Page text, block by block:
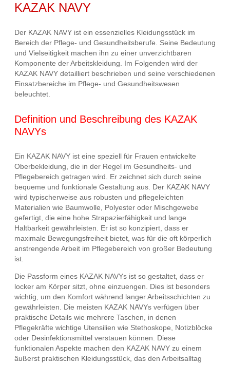
KAZAK NAVY
Der KAZAK NAVY ist ein essenzielles Kleidungsstück im
Bereich der Pflege- und Gesundheitsberufe. Seine Bedeutung
und Vielseitigkeit machen ihn zu einer unverzichtbaren
Komponente der Arbeitskleidung. Im Folgenden wird der
KAZAK NAVY detailliert beschrieben und seine verschiedenen
Einsatzbereiche im Pflege- und Gesundheitswesen
beleuchtet.
Definition und Beschreibung des KAZAK
NAVYs
Ein KAZAK NAVY ist eine speziell für Frauen entwickelte
Oberbekleidung, die in der Regel im Gesundheits- und
Pflegebereich getragen wird. Er zeichnet sich durch seine
bequeme und funktionale Gestaltung aus. Der KAZAK NAVY
wird typischerweise aus robusten und pflegeleichten
Materialien wie Baumwolle, Polyester oder Mischgewebe
gefertigt, die eine hohe Strapazierfähigkeit und lange
Haltbarkeit gewährleisten. Er ist so konzipiert, dass er
maximale Bewegungsfreiheit bietet, was für die oft körperlich
anstrengende Arbeit im Pflegebereich von großer Bedeutung
ist.
Die Passform eines KAZAK NAVYs ist so gestaltet, dass er
locker am Körper sitzt, ohne einzuengen. Dies ist besonders
wichtig, um den Komfort während langer Arbeitsschichten zu
gewährleisten. Die meisten KAZAK NAVYs verfügen über
praktische Details wie mehrere Taschen, in denen
Pflegekräfte wichtige Utensilien wie Stethoskope, Notizblöcke
oder Desinfektionsmittel verstauen können. Diese
funktionalen Aspekte machen den KAZAK NAVY zu einem
äußerst praktischen Kleidungsstück, das den Arbeitsalltag